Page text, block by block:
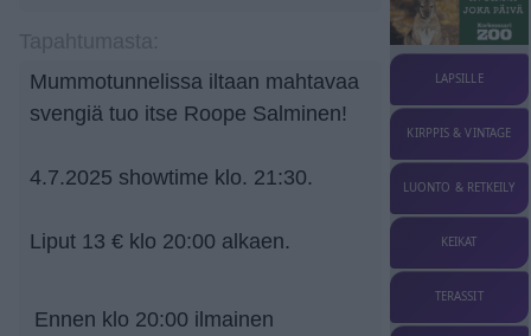
Mummotunnelissa iltaan mahtavaa
svengiä tuo itse Roope Salminen!
4.7.2025 showtime klo. 21:30.
Liput 13 € klo 20:00 alkaen.
Ennen klo 20:00 ilmainen
LAPSILLE
KIRPPIS & VINTAGE
LUONTO & RETKEILY
KEIKAT
TERASSIT